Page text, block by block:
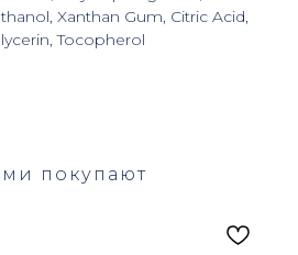
Xanthan Gum, Citric Acid,
Tocopherol
покупают